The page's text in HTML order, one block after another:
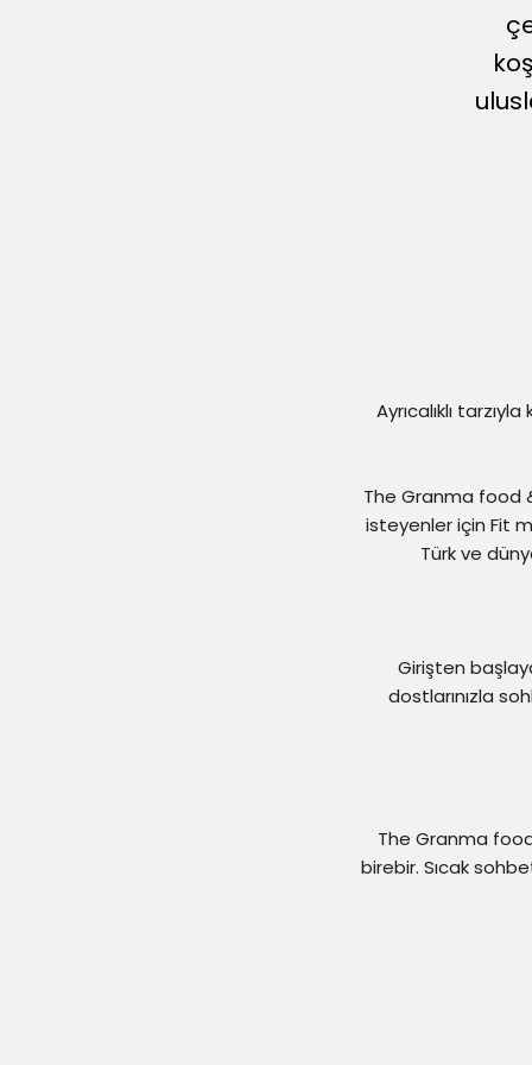
Ayrıcalıklı
The Granma food
isteyenler için Fit
Türk ve
Girişten
dostlarınızla
The Granma
birebir. Sıcak